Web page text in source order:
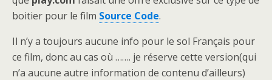
boitier pour le film Source Code.
Il n’y a toujours aucune info pour le sol Français pour
ce film, donc au cas où ……. je réserve cette version(qui
n’a aucune autre information de contenu d’ailleurs)